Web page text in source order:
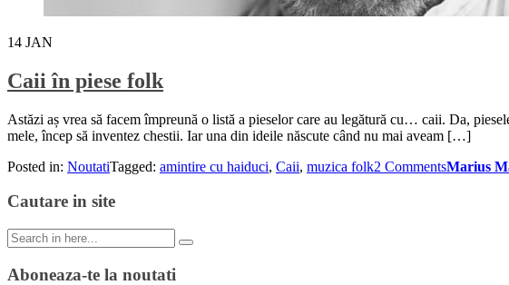
14 JAN
Caii în piese folk
Astăzi aș vrea să facem împreună o listă a pieselor care au legătură cu… caii. Da,
mele, încep să inventez chestii. Iar una din ideile născute când nu mai aveam […]
Posted in: NoutatiTagged: amintire cu haiduci, Caii, muzica folk2 CommentsMarius
Cautare in site
Search
for:
Aboneaza-te la noutati